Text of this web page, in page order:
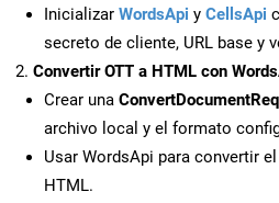
Inicializar WordsApi y CellsApi
secreto de cliente, URL base y
Convertir OTT a HTML con
Crear una
archivo local y el formato
Usar WordsApi para convertir
HTML.